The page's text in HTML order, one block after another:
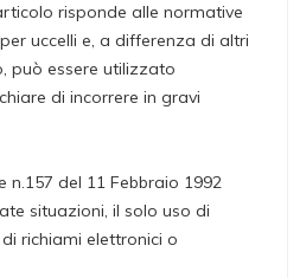
risponde alle normative
uccelli e, a differenza di altri
può essere utilizzato
di incorrere in gravi
n.157 del 11 Febbraio 1992
situazioni, il solo uso di
richiami elettronici o